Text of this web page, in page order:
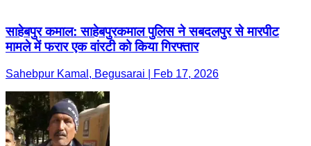
साहेबपुर कमाल: साहेबपुरकमाल पुलिस ने सबदलपुर से मारपीट
मामले में फरार एक वांरटी को किया गिरफ्तार
Sahebpur Kamal, Begusarai | Feb 17, 2026